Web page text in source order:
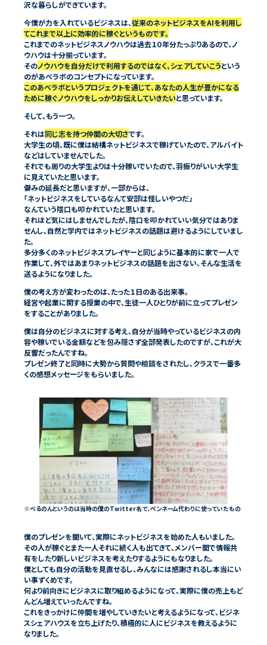
今僕が力を入れているビジネスは、従来のネットビジネスをAIを利用し
てこれまで以上に効率的に稼ぐというものです。
これまでのネットビジネスノウハウは過去１０年分たっぷりあるので、ノ
ウハウは十分揃っています。
そのノウハウを自分だけで利用するのではなく、シェアしていこうという
このあべラボというプロジェクトを通じて、あなたの人生が豊かになる
ために稼ぐノウハウをしっかりお伝えしていきたい
そして、もう一つ。
それは同じ志を持つ仲間の大切さです。
大学生の頃、既に僕は結構ネットビジネスで稼げていたので、アルバイト
などはしていませんでした。
それでも周りの大学生よりは十分稼いでいたので、羽振りがいい大学生
に見えていたと思います。
僻みの延長だと思いますが、一部からは、
「ネットビジネスをしているなんて安部は怪しいやつだ」
なんていう陰口も叩かれていたと思います。
それほど気にはしませんでしたが、陰口を叩かれていい気分ではありま
せんし、自然と学内ではネットビジネスの話題は避けるようにしていまし
た。
多分多くのネットビジネスプレイヤーと同じように基本的に家で一人で
作業して、外ではあまりネットビジネスの話題を出さない、そんな生活を
僕の考え方が変わったのは、たった１日のある出来事。
経営や起業に関する授業の中で、生徒一人ひとりが前に立ってプレゼン
僕は自分のビジネスに対する考え、自分が当時やっているビジネスの内
容や稼いでいる金額などを包み隠さず全部発表したのですが、これが大
反響だったんですね。
プレゼン終了と同時に大勢から質問や相談をされたし、クラスで一番多
※べるのんというのは当時の僕のTwitter名で、ペンネーム代わりに使っていたもの
僕のプレゼンを聞いて、実際にネットビジネスを始めた人もいました。
その人が稼ぐとまた一人それに続く人も出てきて、メンバー間で情報共
有をしたり新しいビジネスを考えたりするようにもなりました。
僕としても自分の活動を見直せるし、みんなには感謝されるし本当にい
い事ずくめです。
何より前向きにビジネスに取り組めるようになって、実際に僕の売上もど
んどん増えていったんですね。
これをきっかけに仲間を増やしていきたいと考えるようになって、ビジネ
スシェアハウスを立ち上げたり、積極的に人にビジネスを教えるように